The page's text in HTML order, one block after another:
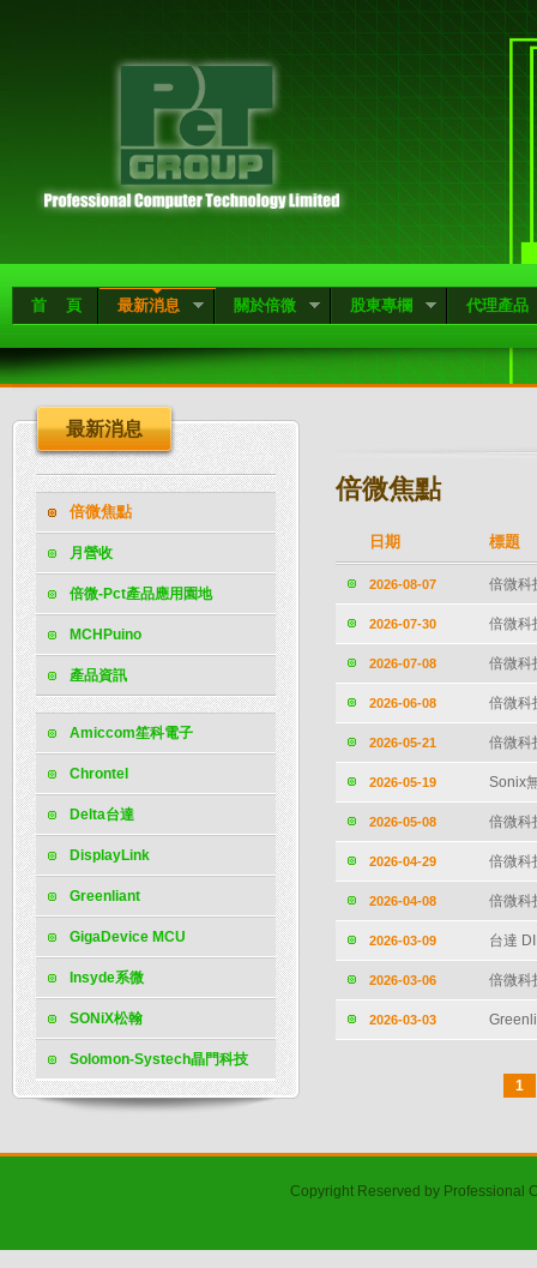
首 頁 最新消息 關於倍微 股東專欄 代理產品
最新消息
倍微焦點
月營收
倍微-Pct產品應用園地
MCHPuino
產品資訊
Amiccom笙科電子
Chrontel
Delta台達
DisplayLink
Greenliant
GigaDevice MCU
Insyde系微
SONiX松翰
Solomon-Systech晶門科技
倍微焦點
日期 標題
2026-08-07 倍微科
2026-07-30 倍微科
2026-07-08 倍微科
2026-06-08 倍微科
2026-05-21 倍微科
2026-05-19 Sonix
2026-05-08 倍微科
2026-04-29 倍微科
2026-04-08 倍微科
2026-03-09 台達
2026-03-06 倍微科
2026-03-03
1
Copyright Reserved by Professional